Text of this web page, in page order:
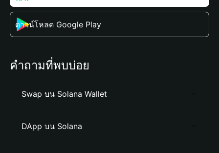
ดาวน์โหลด Google Play
คำถามที่พบบ่อย
Swap บน Solana Wallet
DApp บน Solana